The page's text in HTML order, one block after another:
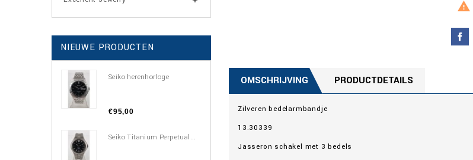
NIEUWE PRODUCTEN
Seiko herenhorloge
€95,00
Seiko Titanium Perpetual...

OMSCHRIJVING PRODUCTDETAILS
Zilveren bedelarmbandje
13.30339
Jasseron schakel met 3 bedels